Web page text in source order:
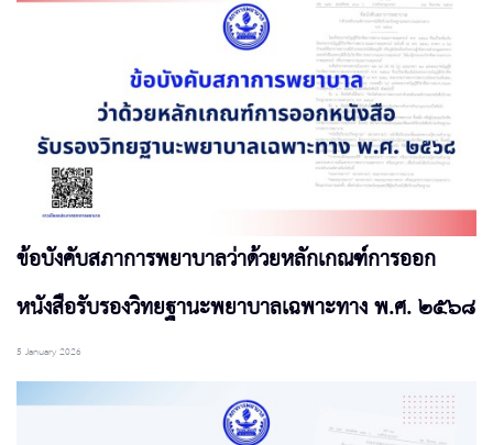
ข้อบังคับสภาการพยาบาลว่าด้วยหลักเกณฑ์การออก
หนังสือรับรองวิทยฐานะพยาบาลเฉพาะทาง พ.ศ. ๒๕๖๘
5 January 2026